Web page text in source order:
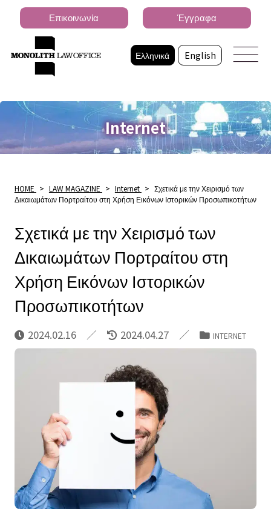
Ελληνικά English
Επικοινωνία Έγγραφα
Internet
HOME > LAW MAGAZINE > Internet > Σχετικά με την Χειρισμό των
Δικαιωμάτων Πορτραίτου στη Χρήση Εικόνων Ιστορικών Προσωπικοτήτων
Σχετικά με την Χειρισμό των
Δικαιωμάτων Πορτραίτου στη
Χρήση Εικόνων Ιστορικών
Προσωπικοτήτων
2024.02.16 2024.04.27 INTERNET